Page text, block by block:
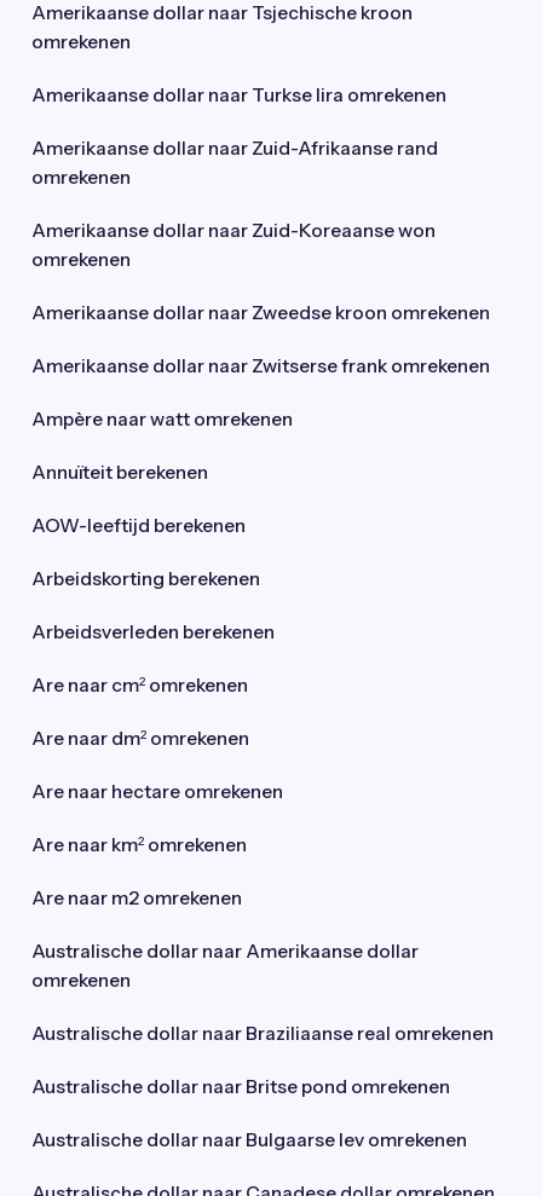
Amerikaanse dollar naar Tsjechische kroon
omrekenen
Amerikaanse dollar naar Turkse lira omrekenen
Amerikaanse dollar naar Zuid-Afrikaanse rand
omrekenen
Amerikaanse dollar naar Zuid-Koreaanse won
omrekenen
Amerikaanse dollar naar Zweedse kroon omrekenen
Amerikaanse dollar naar Zwitserse frank omrekenen
Ampère naar watt omrekenen
Annuïteit berekenen
AOW-leeftijd berekenen
Arbeidskorting berekenen
Arbeidsverleden berekenen
Are naar cm² omrekenen
Are naar dm² omrekenen
Are naar hectare omrekenen
Are naar km² omrekenen
Are naar m2 omrekenen
Australische dollar naar Amerikaanse dollar
omrekenen
Australische dollar naar Braziliaanse real omrekenen
Australische dollar naar Britse pond omrekenen
Australische dollar naar Bulgaarse lev omrekenen